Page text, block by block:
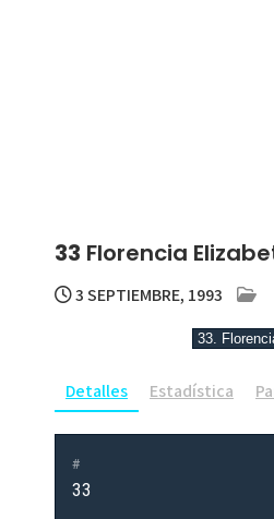
33 Florencia
3 SEPTIEMBRE, 1993
Detalles Estadística
#
33